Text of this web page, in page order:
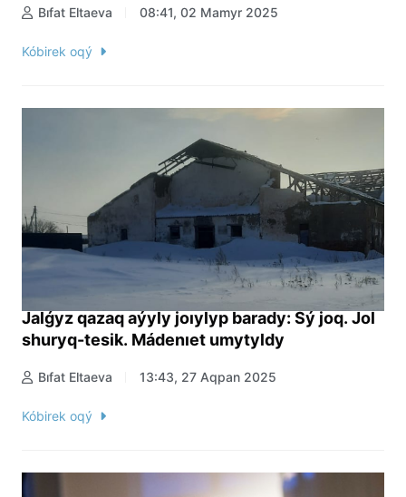
Bıfat Eltaeva 08:41, 02 Mamyr 2025
Kóbirek oqý
Jalǵyz qazaq aýyly joıylyp barady: Sý joq. Jol
shuryq-tesik. Mádenıet umytyldy
Bıfat Eltaeva 13:43, 27 Aqpan 2025
Kóbirek oqý